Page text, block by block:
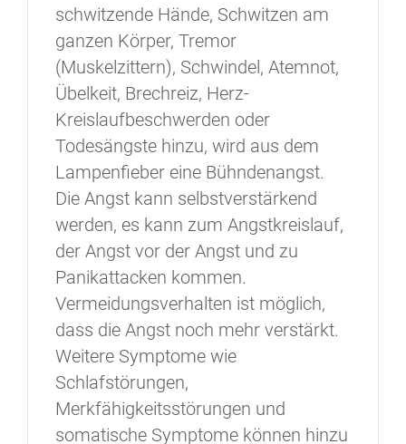
schwitzende Hände, Schwitzen am
ganzen Körper, Tremor
(Muskelzittern), Schwindel, Atemnot,
Übelkeit, Brechreiz, Herz-
Kreislaufbeschwerden oder
Todesängste hinzu, wird aus dem
Lampenfieber eine Bühndenangst.
Die Angst kann selbstverstärkend
werden, es kann zum Angstkreislauf,
der Angst vor der Angst und zu
Panikattacken kommen.
Vermeidungsverhalten ist möglich,
dass die Angst noch mehr verstärkt.
Weitere Symptome wie
Schlafstörungen,
Merkfähigkeitsstörungen und
somatische Symptome können hinzu